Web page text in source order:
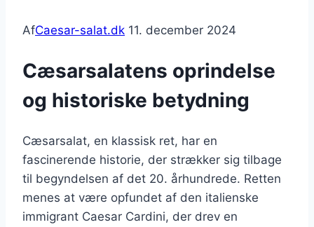
AfCaesar-salat.dk 11. december 2024
Cæsarsalatens oprindelse
og historiske betydning
Cæsarsalat, en klassisk ret, har en
fascinerende historie, der strækker sig tilbage
til begyndelsen af det 20. århundrede. Retten
menes at være opfundet af den italienske
immigrant Caesar Cardini, der drev en